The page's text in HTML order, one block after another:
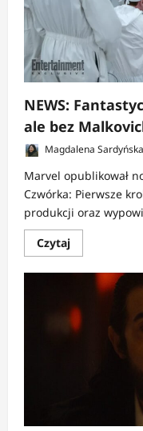
NEWS:
ale bez
Magdalena
Marvel opublikował
Czwórka: Pierwsze
produkcji oraz
CzytajDowiedz
się
o
NEWS:
Fantastyczna
Czwórka
do